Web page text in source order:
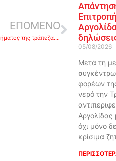
ΕΠΟΜΕΝΟ
Δήλωση Τόκα για το επικείμενο κλείσιμο του υποκαταστήματος της τράπεζας EUROBANK στο Κρανίδι
05/08/2026
Μετά τη
φορέων
νερό την
Αργολίδας
όχι μόνο
κρίσιμα